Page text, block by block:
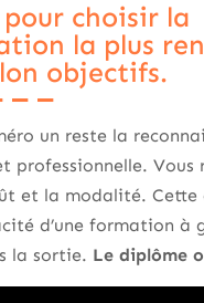
choisir la
la plus
objectifs.
un reste la
professionnelle. Vous
et la modalité. Cette
d’une formation à
la sortie. Le diplôme